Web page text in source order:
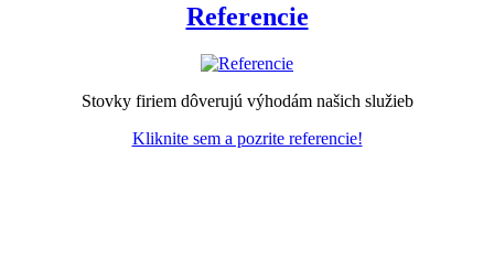
Referencie
Stovky firiem dôverujú výhodám našich služieb
Kliknite sem a pozrite referencie!